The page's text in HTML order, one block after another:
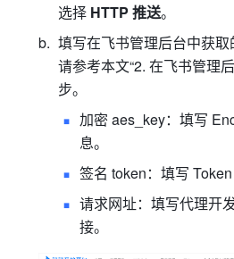
选择 HTTP 推送。
填写在飞书管理后台中获
请参考本文“2. 在飞书管理
步。
加密 aes_key：填写
息。
签名 token：填写 Token
请求网址：填写代理开
接。